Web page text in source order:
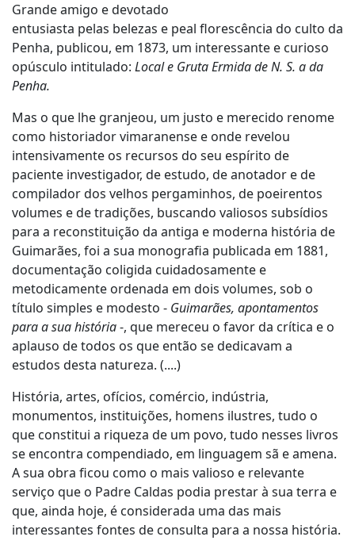
Grande amigo e devotado
entusiasta pelas belezas e peal florescência do culto da
Penha, publicou, em 1873, um interessante e curioso
opúsculo intitulado: Local e Gruta Ermida de N. S. a da
Penha.
Mas o que lhe granjeou, um justo e merecido renome
como historiador vimaranense e onde revelou
intensivamente os recursos do seu espírito de
paciente investigador, de estudo, de anotador e de
compilador dos velhos pergaminhos, de poeirentos
volumes e de tradições, buscando valiosos subsídios
para a reconstituição da antiga e moderna história de
Guimarães, foi a sua monografia publicada em 1881,
documentação coligida cuidadosamente e
metodicamente ordenada em dois volumes, sob o
título simples e modesto - Guimarães, apontamentos
para a sua história-, que mereceu o favor da crítica e o
aplauso de todos os que então se dedicavam a
estudos desta natureza. (....)
História, artes, ofícios, comércio, indústria,
monumentos, instituições, homens ilustres, tudo o
que constitui a riqueza de um povo, tudo nesses livros
se encontra compendiado, em linguagem sã e amena.
A sua obra ficou como o mais valioso e relevante
serviço que o Padre Caldas podia prestar à sua terra e
que, ainda hoje, é considerada uma das mais
interessantes fontes de consulta para a nossa história.